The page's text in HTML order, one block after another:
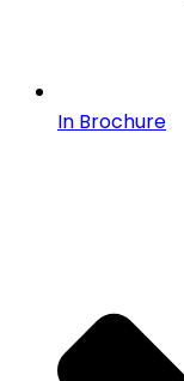
In Brochure